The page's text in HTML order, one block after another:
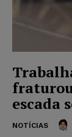
escada
NOTÍCIAS